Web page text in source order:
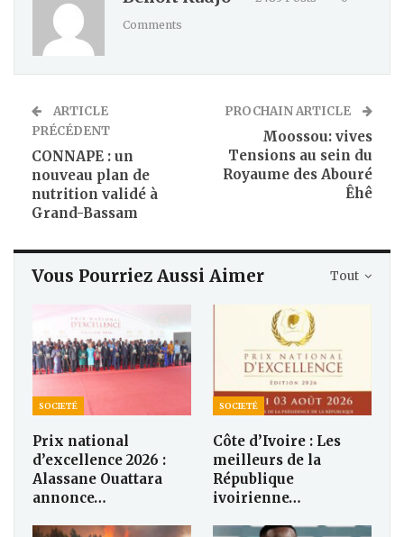
Comments
ARTICLE
PRÉCÉDENT
CONNAPE : un
nouveau plan de
nutrition validé à
Grand-Bassam
PROCHAIN ARTICLE
Moossou: vives
Tensions au sein du
Royaume des Abouré
Êhê
Tout
Vous Pourriez Aussi Aimer
SOCIETÉ
Prix national
d’excellence 2026 :
Alassane Ouattara
annonce…
SOCIETÉ
Côte d’Ivoire : Les
meilleurs de la
République
ivoirienne…